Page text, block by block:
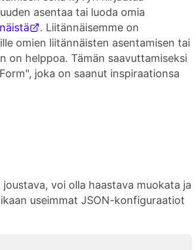
asentaa tai luoda omia
. Liitännäisemme on
omien liitännäisten asentamisen tai
on helppoa. Tämän saavuttamiseksi
joka on saanut inspiraationsa
voi olla haastava muokata ja
useimmat JSON-konfiguraatiot